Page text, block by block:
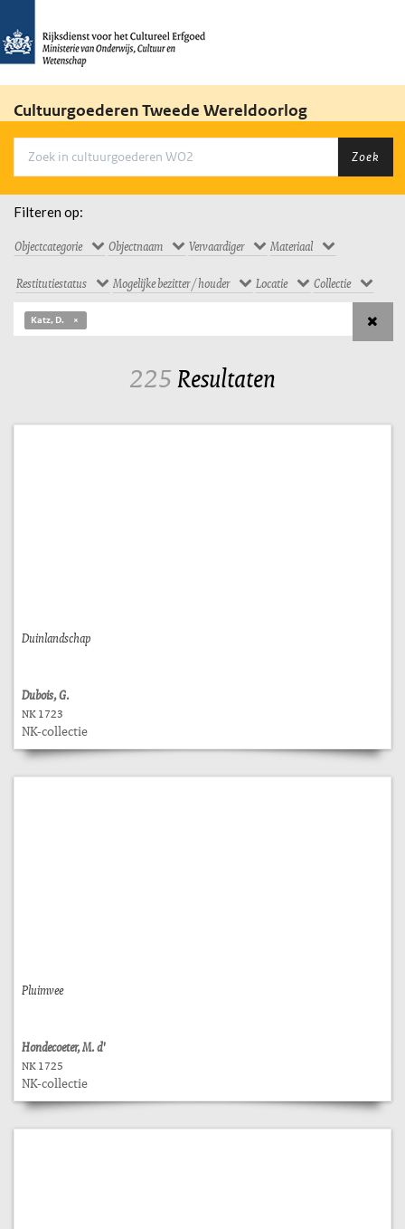
Cultuurgoederen Tweede Wereldoorlog
Zoek
Filteren op:
Objectcategorie Objectnaam Vervaardiger Materiaal
Restitutiestatus Mogelijke bezitter / houder Locatie Collectie
Katz, D.
225Resultaten
Duinlandschap
Dubois, G.
NK 1723
NK-collectie
Pluimvee
Hondecoeter, M. d'
NK 1725
NK-collectie